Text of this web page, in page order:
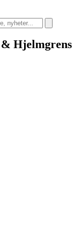
Hjelmgrens